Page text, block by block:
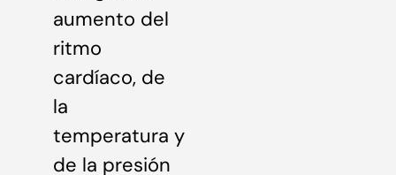
aumento del
ritmo
cardíaco, de
la
temperatura y
de la presión